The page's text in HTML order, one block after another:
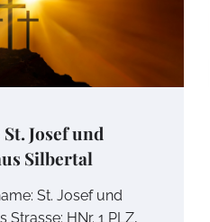
Josef und
Silbertal
St. Josef und
Strasse: HNr. 1 PLZ,